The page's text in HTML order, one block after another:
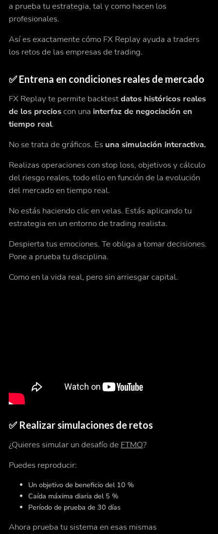
a prueba tu estrategia, tal y como hacen los
profesionales.
Así es exactamente cómo FX Replay ayuda a traders
los retos de las empresas de trading.
✅ Entrena en condiciones reales de mercado
FX Replay te permite backtestdatos históricos reales
de los precioscon una interfaz de negociación en
tiempo real.
No se trata de gráficos. Es una simulación interactiva.
Realizas operaciones con stop loss, objetivos y cálculo
del riesgo reales, todo ello en función de la evolución
del mercado en tiempo real.
No estás haciendo clic en velas. Estás aplicando tu
estrategia en un entorno de trading realista.
Despierta tus emociones. Te obliga a tomar decisiones.
Pone a prueba tu disciplina.
Como en la vida real, pero sin arriesgar capital.
✅ Realizar simulaciones de retos
¿Quieres simular un desafío de FTMO?
Puedes reproducir:
Un objetivo de beneficio del 10 %
Caída máxima diaria del 5 %
Período de prueba de 30 días
Ahora prueba tu sistema en esas mismas